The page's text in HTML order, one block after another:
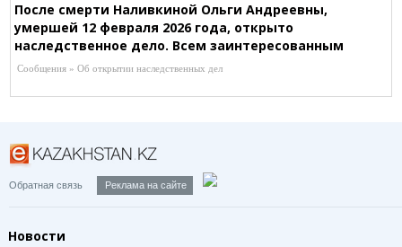
После смерти Наливкиной Ольги Андреевны,
умершей 12 февраля 2026 года, открыто
наследственное дело. Всем заинтересованным
лицам обращаться к нотариусу Маненовой Д.К. по
45-48
Сообщения » Об открытии наследственных дел
Обратная связь Реклама на сайте
Новости